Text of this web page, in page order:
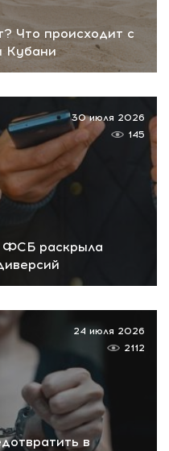
Что происходит с
Кубани
ФСБ раскрыла
30 июля 2026
145
в
24 июля 2026
2112